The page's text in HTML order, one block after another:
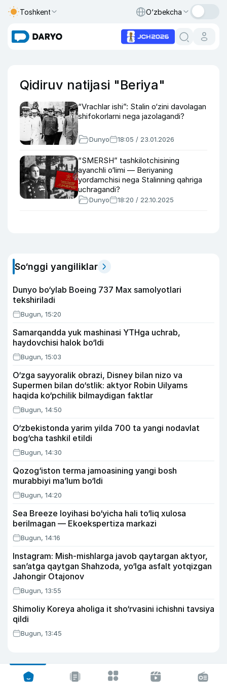
Toshkent O‘zbekcha
Qidiruv natijasi "Beriya"
“Vrachlar ishi”: Stalin o‘zini davolagan
shifokorlarni nega jazolagandi?
Dunyo 18:05 / 23.01.2026
“SMERSH” tashkilotchisining
ayanchli o‘limi — Beriyaning
yordamchisi nega Stalinning qahriga
uchragandi?
Dunyo 18:20 / 22.10.2025
So‘nggi yangiliklar
Dunyo bo‘ylab Boeing 737 Max samolyotlari
tekshiriladi
Bugun, 15:20
Samarqandda yuk mashinasi YTHga uchrab,
haydovchisi halok bo‘ldi
Bugun, 15:03
O‘zga sayyoralik obrazi, Disney bilan nizo va
Supermen bilan do‘stlik: aktyor Robin Uilyams
haqida ko‘pchilik bilmaydigan faktlar
Bugun, 14:50
O‘zbekistonda yarim yilda 700 ta yangi nodavlat
bog‘cha tashkil etildi
Bugun, 14:30
Qozog‘iston terma jamoasining yangi bosh
murabbiyi ma’lum bo‘ldi
Bugun, 14:20
Sea Breeze loyihasi bo‘yicha hali to‘liq xulosa
berilmagan — Ekoekspertiza markazi
Bugun, 14:16
Instagram: Mish-mishlarga javob qaytargan aktyor,
san’atga qaytgan Shahzoda, yo‘lga asfalt yotqizgan
Jahongir Otajonov
Bugun, 13:55
Shimoliy Koreya aholiga it sho‘rvasini ichishni tavsiya
qildi
Bugun, 13:45